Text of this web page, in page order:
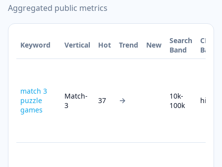
Aggregated public metrics
Keyword Vertical Hot Trend New
Search
Band
CPC
Band
match 3
puzzle
games
Match-
3
37 →
10k-
100k
high